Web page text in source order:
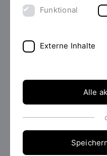
Funktional
Externe Inhalte
Alle